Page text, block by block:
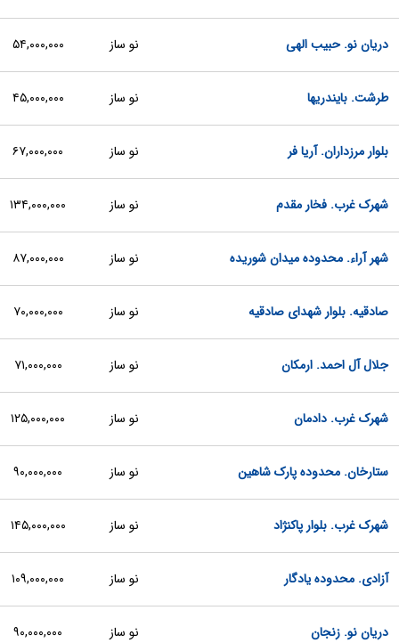
دریان نو. حبیب الهی نو ساز ۵۴,۰۰۰,۰۰۰
طرشت. بایندریها نو ساز ۴۵,۰۰۰,۰۰۰
بلوار مرزداران. آریا فر نو ساز ۶۷,۰۰۰,۰۰۰
شهرک غرب. فخار مقدم نو ساز ۱۳۴,۰۰۰,۰۰۰
شهر آراء. محدوده میدان شوریده نو ساز ۸۷,۰۰۰,۰۰۰
صادقیه. بلوار شهدای صادقیه نو ساز ۷۰,۰۰۰,۰۰۰
جلال آل احمد. ارمکان نو ساز ۷۱,۰۰۰,۰۰۰
شهرک غرب. دادمان نو ساز ۱۲۵,۰۰۰,۰۰۰
ستارخان. محدوده پارک شاهین نو ساز ۹۰,۰۰۰,۰۰۰
شهرک غرب. بلوار پاکنژاد نو ساز ۱۴۵,۰۰۰,۰۰۰
آزادی. محدوده یادگار نو ساز ۱۰۹,۰۰۰,۰۰۰
دریان نو. زنجان نو ساز ۹۰,۰۰۰,۰۰۰